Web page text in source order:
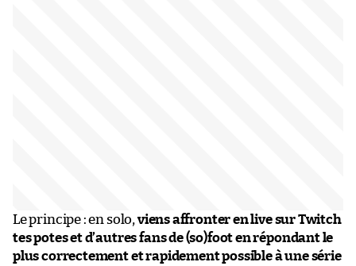
Le principe : en solo, viens affronter en live sur Twitch
tes potes et d’autres fans de (so)foot en répondant le
plus correctement et rapidement possible à une série